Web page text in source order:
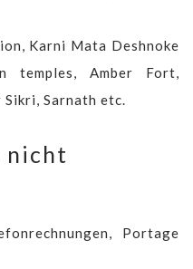
Karni Mata Deshnoke
temples, Amber Fort,
Sarnath etc.
nicht
Portage